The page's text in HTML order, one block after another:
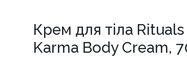
Крем для тіла
Karma Body Cream,